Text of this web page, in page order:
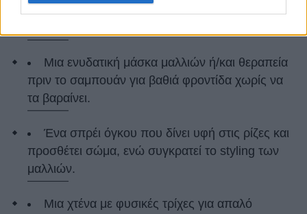
Μια ενυδατική μάσκα μαλλιών ή/και θεραπεία
πριν το σαμπουάν για βαθιά φροντίδα χωρίς να
τα βαραίνει.
Ένα σπρέι όγκου που δίνει υφή στις ρίζες και
προσθέτει σώμα, ενώ συγκρατεί το styling των
μαλλιών.
Μια χτένα με φυσικές τρίχες για απαλό